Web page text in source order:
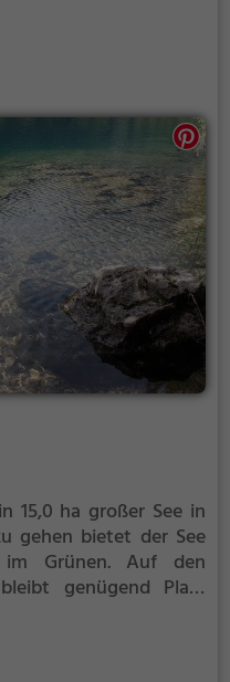
ein beliebtes
Freunde oder
15,0 ha großer See in
gehen bietet der See
Grünen. Auf den
genügend Platz
Schutz ein beliebtes
Freunde oder